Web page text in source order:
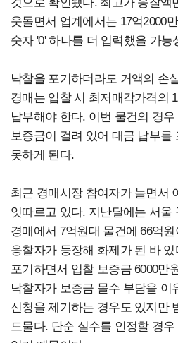
웃돌면서 업계에서는 17억2000
숫자 '0' 하나를 더 입력했을 가
낙찰을 포기하더라도 거액의 손
경매는 입찰 시 최저매각가격의
납부해야 한다. 이번 물건의 경우
보증금이 걸려 있어 대금 납부를
못하게 된다.
최근 경매시장 참여자가 늘면서
잇따르고 있다. 지난달에는 서울
경매에서 7억원대 물건에 66억
응찰자가 등장해 화제가 된 바
포기하면서 입찰 보증금 6000만
낙찰자가 보증금 몰수 부담을 이
신청을 제기하는 경우도 있지만
드물다. 단순 실수를 인정할 경